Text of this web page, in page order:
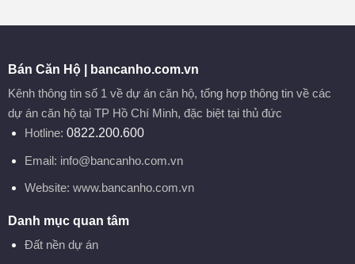
Dài
Bán Căn Hộ | bancanho.com.vn
Kênh thông tin số 1 về dự án căn hộ, tổng hợp thông tin về các
dự án căn hộ tại TP Hồ Chí Minh, đặc biệt tại thủ đức
Hotline: 0822.200.600
Email: info@bancanho.com.vn
Website: www.bancanho.com.vn
Danh mục quan tâm
Đất nền dự án